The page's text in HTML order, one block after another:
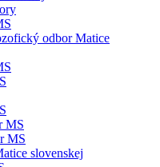
odbor Matice
MS
MS
slovenskej